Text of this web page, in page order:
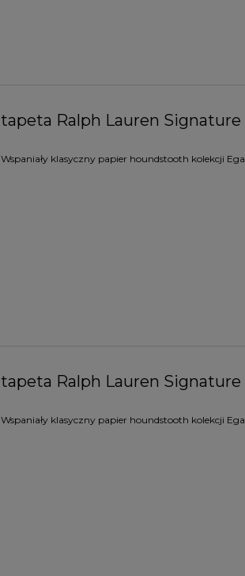
tapeta Ralph Lauren Signature
Wspaniały klasyczny papier houndstooth kolekcji
tapeta Ralph Lauren Signature
Wspaniały klasyczny papier houndstooth kolekcji